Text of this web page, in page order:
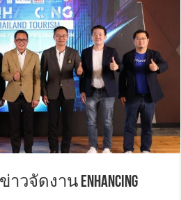
วจัดงาน Enhancing